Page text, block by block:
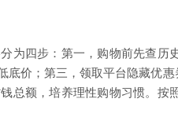
为四步：第一，购物前先查历
价；第三，领取平台隐藏优惠
总额，培养理性购物习惯。按